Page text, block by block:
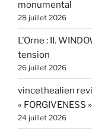
monumental
28 juillet 2026
L’Orne : II.
tension
26 juillet 2026
vincethealien
« FORGIVENESS »
24 juillet 2026